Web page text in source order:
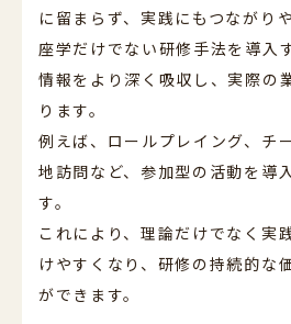
に留まらず、実践にもつながり
座学だけでない研修手法を導入
情報をより深く吸収し、実際の
ります。
例えば、ロールプレイング、チ
地訪問など、参加型の活動を導
す。
これにより、理論だけでなく実
けやすくなり、研修の持続的な
ができます。